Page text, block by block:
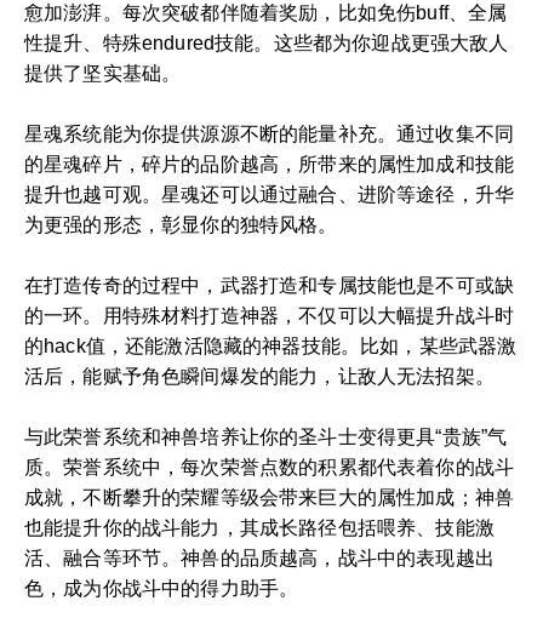
愈加澎湃。每次突破都伴随着奖励，比如免伤buff、全属
性提升、特殊endured技能。这些都为你迎战更强大敌人
提供了坚实基础。
星魂系统能为你提供源源不断的能量补充。通过收集不同
的星魂碎片，碎片的品阶越高，所带来的属性加成和技能
提升也越可观。星魂还可以通过融合、进阶等途径，升华
为更强的形态，彰显你的独特风格。
在打造传奇的过程中，武器打造和专属技能也是不可或缺
的一环。用特殊材料打造神器，不仅可以大幅提升战斗时
的hack值，还能激活隐藏的神器技能。比如，某些武器激
活后，能赋予角色瞬间爆发的能力，让敌人无法招架。
与此荣誉系统和神兽培养让你的圣斗士变得更具“贵族”气
质。荣誉系统中，每次荣誉点数的积累都代表着你的战斗
成就，不断攀升的荣耀等级会带来巨大的属性加成；神兽
也能提升你的战斗能力，其成长路径包括喂养、技能激
活、融合等环节。神兽的品质越高，战斗中的表现越出
色，成为你战斗中的得力助手。